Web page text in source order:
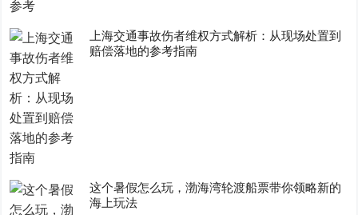
上海交通事故伤者维权方式解析：从现场处置到
赔偿落地的参考指南
这个暑假怎么玩，渤海湾轮渡船票带你领略新的
海上玩法